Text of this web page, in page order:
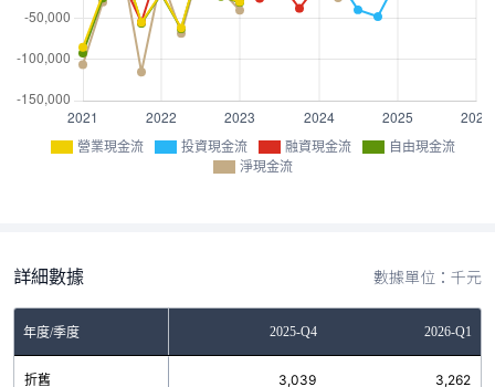
營業現金流 投資現金流 融資現金流
自由現金流
淨現金流
詳細數據 數據單位：千元
年度/季度 2025-Q4 2026-Q1
折舊 3,039 3,262